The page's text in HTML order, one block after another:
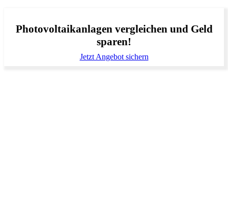
Photovoltaikanlagen vergleichen und Geld
sparen!
Jetzt Angebot sichern